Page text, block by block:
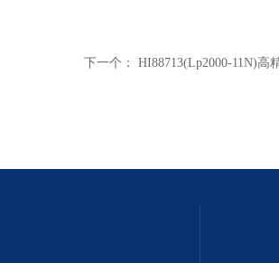
下一个： HI88713(Lp2000-11N)高